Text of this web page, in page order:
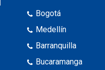
Bogotá
Medellín
Barranquilla
Bucaramanga